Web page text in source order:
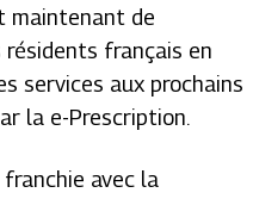
maintenant de
français en
services aux prochains
la e-Prescription.
avec la